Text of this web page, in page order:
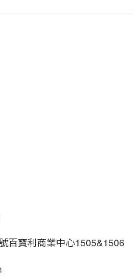
號百寶利商業中心1505&1506